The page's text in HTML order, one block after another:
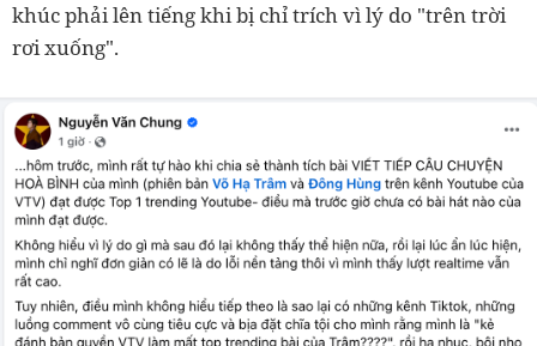
khúc phải lên tiếng khi bị chỉ trích vì lý do "trên trời
rơi xuống".